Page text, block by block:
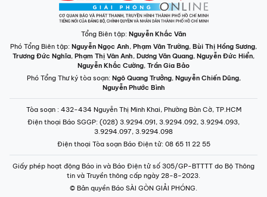
Tổng Biên tập: Nguyễn Khắc Văn
Phó Tổng Biên tập: Nguyễn Ngọc Anh, Phạm Văn Trường, Bùi Thị Hồng Sương,
Trương Đức Nghĩa, Phạm Thị Vân Anh, Dương Văn Quang, Nguyễn Đức Hiển,
Nguyễn Khắc Cường, Trần Gia Bảo
Phó Tổng Thư ký tòa soạn: Ngô Quang Trưởng, Nguyễn Chiến Dũng,
Nguyễn Phước Bình
Tòa soạn : 432-434 Nguyễn Thị Minh Khai, Phường Bàn Cờ, TP.HCM
Điện thoại Báo SGGP: (028) 3.9294.091, 3.9294.092, 3.9294.093,
3.9294.097, 3.9294.098
Điện thoại Tòa soạn Báo Điện tử: 08 65 11 22 55
Giấy phép hoạt động Báo in và Báo Điện tử số 305/GP-BTTTT do Bộ Thông
tin và Truyền thông cấp ngày 28-8-2023.
© Bản quyền Báo SÀI GÒN GIẢI PHÓNG.